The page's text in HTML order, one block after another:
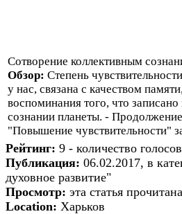
Сотворение коллективным
Обзор: Степень
у нас, связана с качеством
воспоминания того, что записано
сознании планеты. -
"Повышение чувствительности"
Рейтинг: 9 - количество
Публикация: 06.02.2017, в
духовное развитие"
Просмотр: эта статья
Location: Харьков